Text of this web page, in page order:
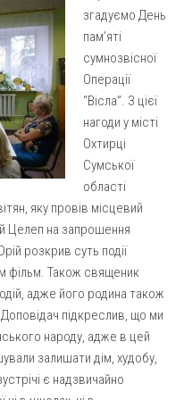
Люботин)
(с. Вільча)
(м. Лозова)
Богородиці (смт
Богородиці м. Берестин
народу (м. Полтава)
(м. Полтава)
Пригарівка)
Богородиці (с. Шевченки)
Богородиці (с. Дашківка)
згадуємо День
пам’яті
сумнозвісної
Операції
“Вісла”. З цієї
нагоди у місті
Охтирці
Сумської
області
яку провів місцевий
Целеп на запрошення
розкрив суть події
фільм. Також священик
адже його родина також
підкреслив, що ми
народу, адже в цей
залишати дім, худобу,
є надзвичайно